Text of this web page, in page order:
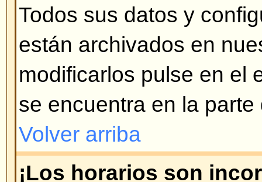
puede introducirlo en su perfil.
exista esa opción, contacte con
que sea activada esa opción
administrador bueno).
Volver arriba
¿Cómo cambio mi rango?
Por lo general no puede